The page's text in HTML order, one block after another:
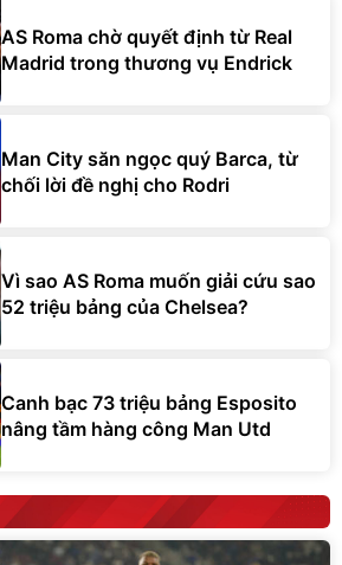
AS Roma chờ quyết định từ Real
Madrid trong thương vụ Endrick
Man City săn ngọc quý Barca, từ
chối lời đề nghị cho Rodri
Vì sao AS Roma muốn giải cứu sao
52 triệu bảng của Chelsea?
Canh bạc 73 triệu bảng Esposito
nâng tầm hàng công Man Utd